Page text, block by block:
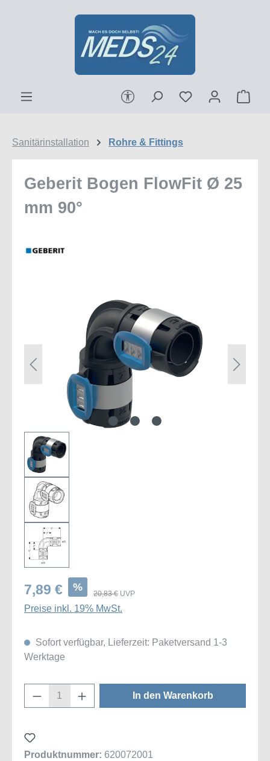
Zum Hauptinhalt springen
Werkzeugleiste anzeigen
Sanitärinstallation Rohre & Fittings
Geberit Bogen FlowFit Ø 25
mm 90°
Bildergalerie überspringen
7,89 € %
20,83 € UVP
Preise inkl. 19% MwSt.
Sofort verfügbar, Lieferzeit: Paketversand 1-3
Werktage
Produkt Anzahl: Gib den gewünschten
In den Warenkorb
Produktnummer: 620072001